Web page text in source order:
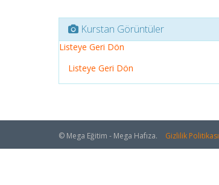
Kurstan Görüntüler
Listeye Geri Dön
Listeye Geri Dön
© Mega Eğitim - Mega Hafıza. Gizlilik Politikası